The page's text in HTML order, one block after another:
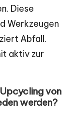
Diese
Werkzeugen
Abfall.
aktiv zur
von
werden?